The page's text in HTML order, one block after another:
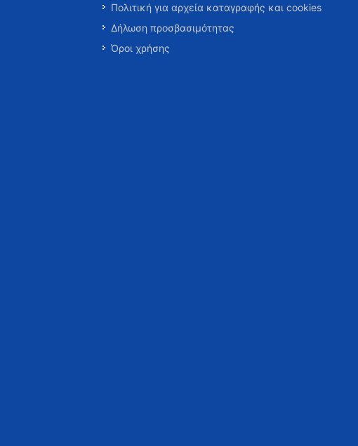
Πολιτική για αρχεία καταγραφής και cookies
Δήλωση προσβασιμότητας
Όροι χρήσης